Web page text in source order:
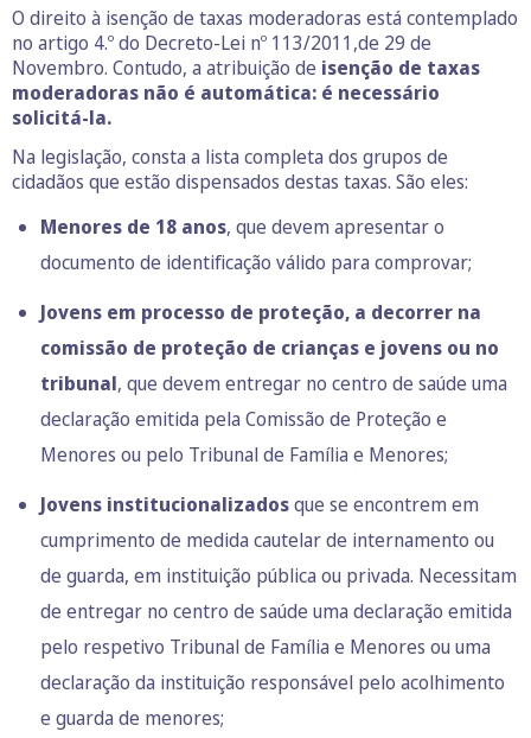
O direito à isenção de taxas moderadoras está contemplado
no artigo 4.º do Decreto-Lei nº 113/2011,de 29 de
Novembro. Contudo, a atribuição de isenção de taxas
moderadoras não é automática: é necessário
solicitá-la.
Na legislação, consta a lista completa dos grupos de
cidadãos que estão dispensados destas taxas. São eles:
Menores de 18 anos, que devem apresentar o
documento de identificação válido para comprovar;
Jovens em processo de proteção, a decorrer na
comissão de proteção de crianças e jovens ou no
tribunal, que devem entregar no centro de saúde uma
declaração emitida pela Comissão de Proteção e
Menores ou pelo Tribunal de Família e Menores;
Jovens institucionalizadosque se encontrem em
cumprimento de medida cautelar de internamento ou
de guarda, em instituição pública ou privada. Necessitam
de entregar no centro de saúde uma declaração emitida
pelo respetivo Tribunal de Família e Menores ou uma
declaração da instituição responsável pelo acolhimento
e guarda de menores;